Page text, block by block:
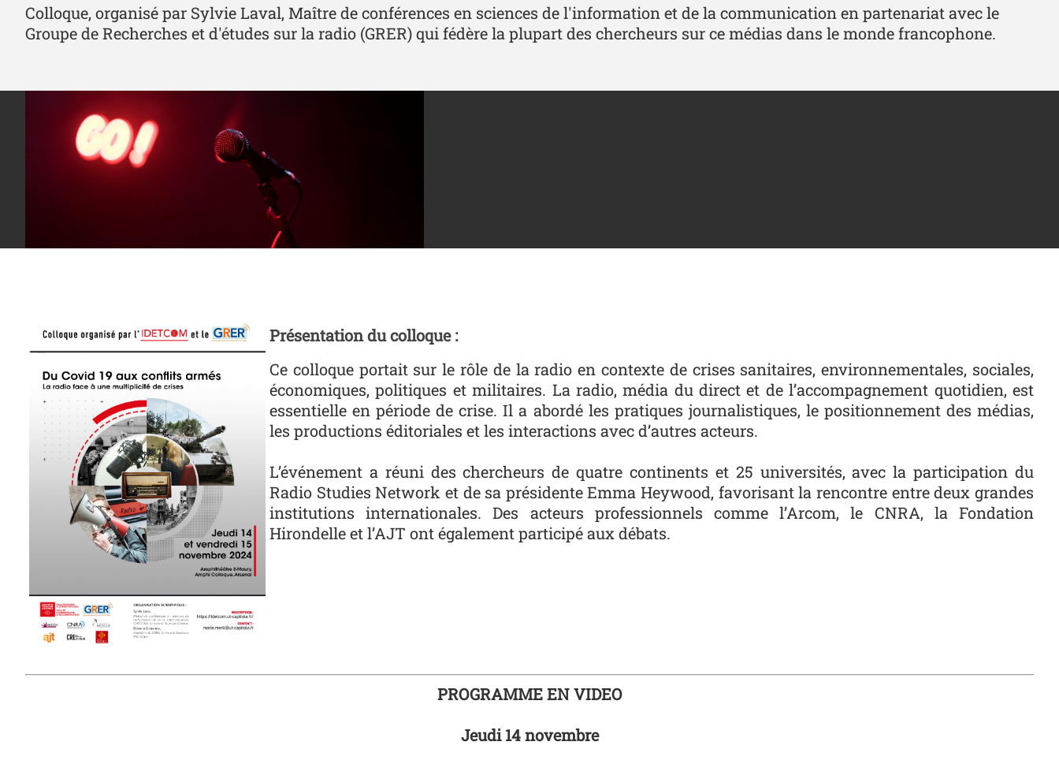
Colloque, organisé par Sylvie Laval, Maître de conférences en sciences de l'information et de la communication en partenariat avec le
Groupe de Recherches et d'études sur la radio (GRER) qui fédère la plupart des chercheurs sur ce médias dans le monde francophone.
Présentation du colloque :
Ce colloque portait sur le rôle de la radio en contexte de crises sanitaires, environnementales, sociales,
économiques, politiques et militaires. La radio, média du direct et de l’accompagnement quotidien, est
essentielle en période de crise. Il a abordé les pratiques journalistiques, le positionnement des médias,
les productions éditoriales et les interactions avec d’autres acteurs.
L’événement a réuni des chercheurs de quatre continents et 25 universités, avec la participation du
Radio Studies Network et de sa présidente Emma Heywood, favorisant la rencontre entre deux grandes
institutions internationales. Des acteurs professionnels comme l’Arcom, le CNRA, la Fondation
Hirondelle et l’AJT ont également participé aux débats.
PROGRAMME EN VIDEO
Jeudi 14 novembre